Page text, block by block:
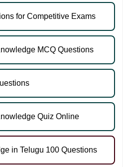
for Competitive Exams
MCQ Questions
Quiz Online
in Telugu 100 Questions